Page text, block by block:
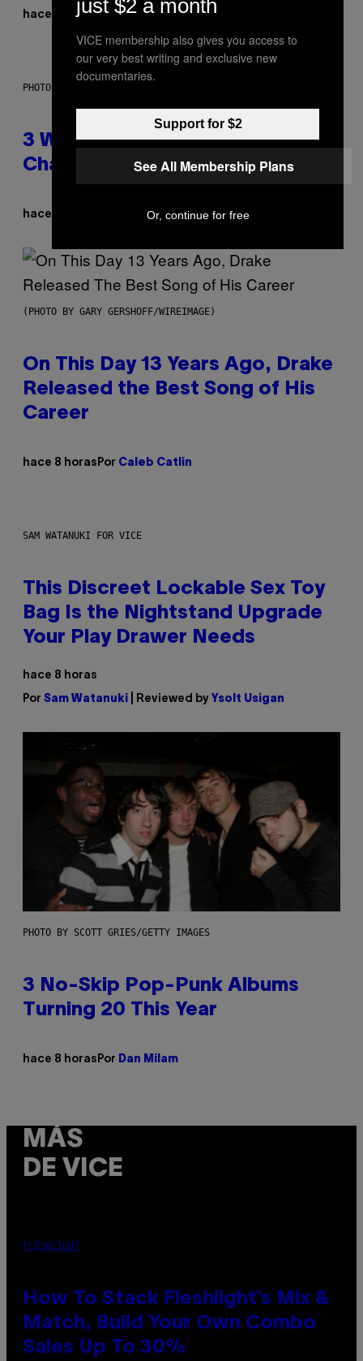
hace 6 horasPorLauren Boisvert
PHOTO ILLUSTRATION BY IAN WALDIE/GETTY IMAGES
3 Ways Your Music Taste
Changes as You Get Older
hace 6 horas Dan Milam
(PHOTO BY GARY GERSHOFF/WIREIMAGE)
On This Day 13 Years Ago, Drake
Released the Best Song of His
Career
hace 8 horas Por Caleb Catlin
SAM WATANUKI FOR VICE
This Discreet Lockable Sex Toy
Bag Is the Nightstand Upgrade
Your Play Drawer Needs
hace 8 horas
Por Sam Watanuki | Reviewed by Ysolt Usigan
PHOTO BY SCOTT GRIES/GETTY IMAGES
3 No-Skip Pop-Punk Albums
Turning 20 This Year
hace 8 horas Por Dan Milam
MÁS
DE VICE
FLESHLIGHT
How To Stack Fleshlight’s Mix &
Match, Build Your Own Combo
Sales Up To 30%
just $2 a month
VICE membership also gives you access to
our very best writing and exclusive new
documentaries.
Support for $2
See All Membership Plans
Or, continue for free